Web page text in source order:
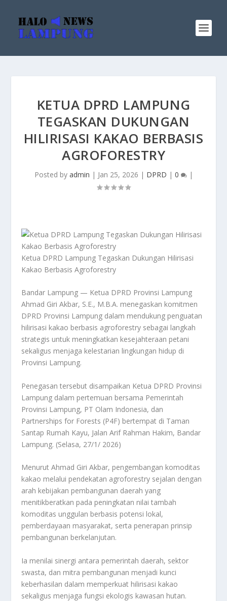
KETUA DPRD LAMPUNG
TEGASKAN DUKUNGAN
HILIRISASI KAKAO BERBASIS
AGROFORESTRY
Posted by admin | Jan 25, 2026 | DPRD | 0 |
Ketua DPRD Lampung Tegaskan Dukungan Hilirisasi
Kakao Berbasis Agroforestry
Bandar Lampung — Ketua DPRD Provinsi Lampung
Ahmad Giri Akbar, S.E., M.B.A. menegaskan komitmen
DPRD Provinsi Lampung dalam mendukung penguatan
hilirisasi kakao berbasis agroforestry sebagai langkah
strategis untuk meningkatkan kesejahteraan petani
sekaligus menjaga kelestarian lingkungan hidup di
Provinsi Lampung.
Penegasan tersebut disampaikan Ketua DPRD Provinsi
Lampung dalam pertemuan bersama Pemerintah
Provinsi Lampung, PT Olam Indonesia, dan
Partnerships for Forests (P4F) bertempat di Taman
Santap Rumah Kayu, Jalan Arif Rahman Hakim, Bandar
Lampung. (Selasa, 27/1/ 2026)
Menurut Ahmad Giri Akbar, pengembangan komoditas
kakao melalui pendekatan agroforestry sejalan dengan
arah kebijakan pembangunan daerah yang
menitikberatkan pada peningkatan nilai tambah
komoditas unggulan berbasis potensi lokal,
pemberdayaan masyarakat, serta penerapan prinsip
pembangunan berkelanjutan.
Ia menilai sinergi antara pemerintah daerah, sektor
swasta, dan mitra pembangunan menjadi kunci
keberhasilan dalam memperkuat hilirisasi kakao
sekaligus menjaga fungsi ekologis kawasan hutan.